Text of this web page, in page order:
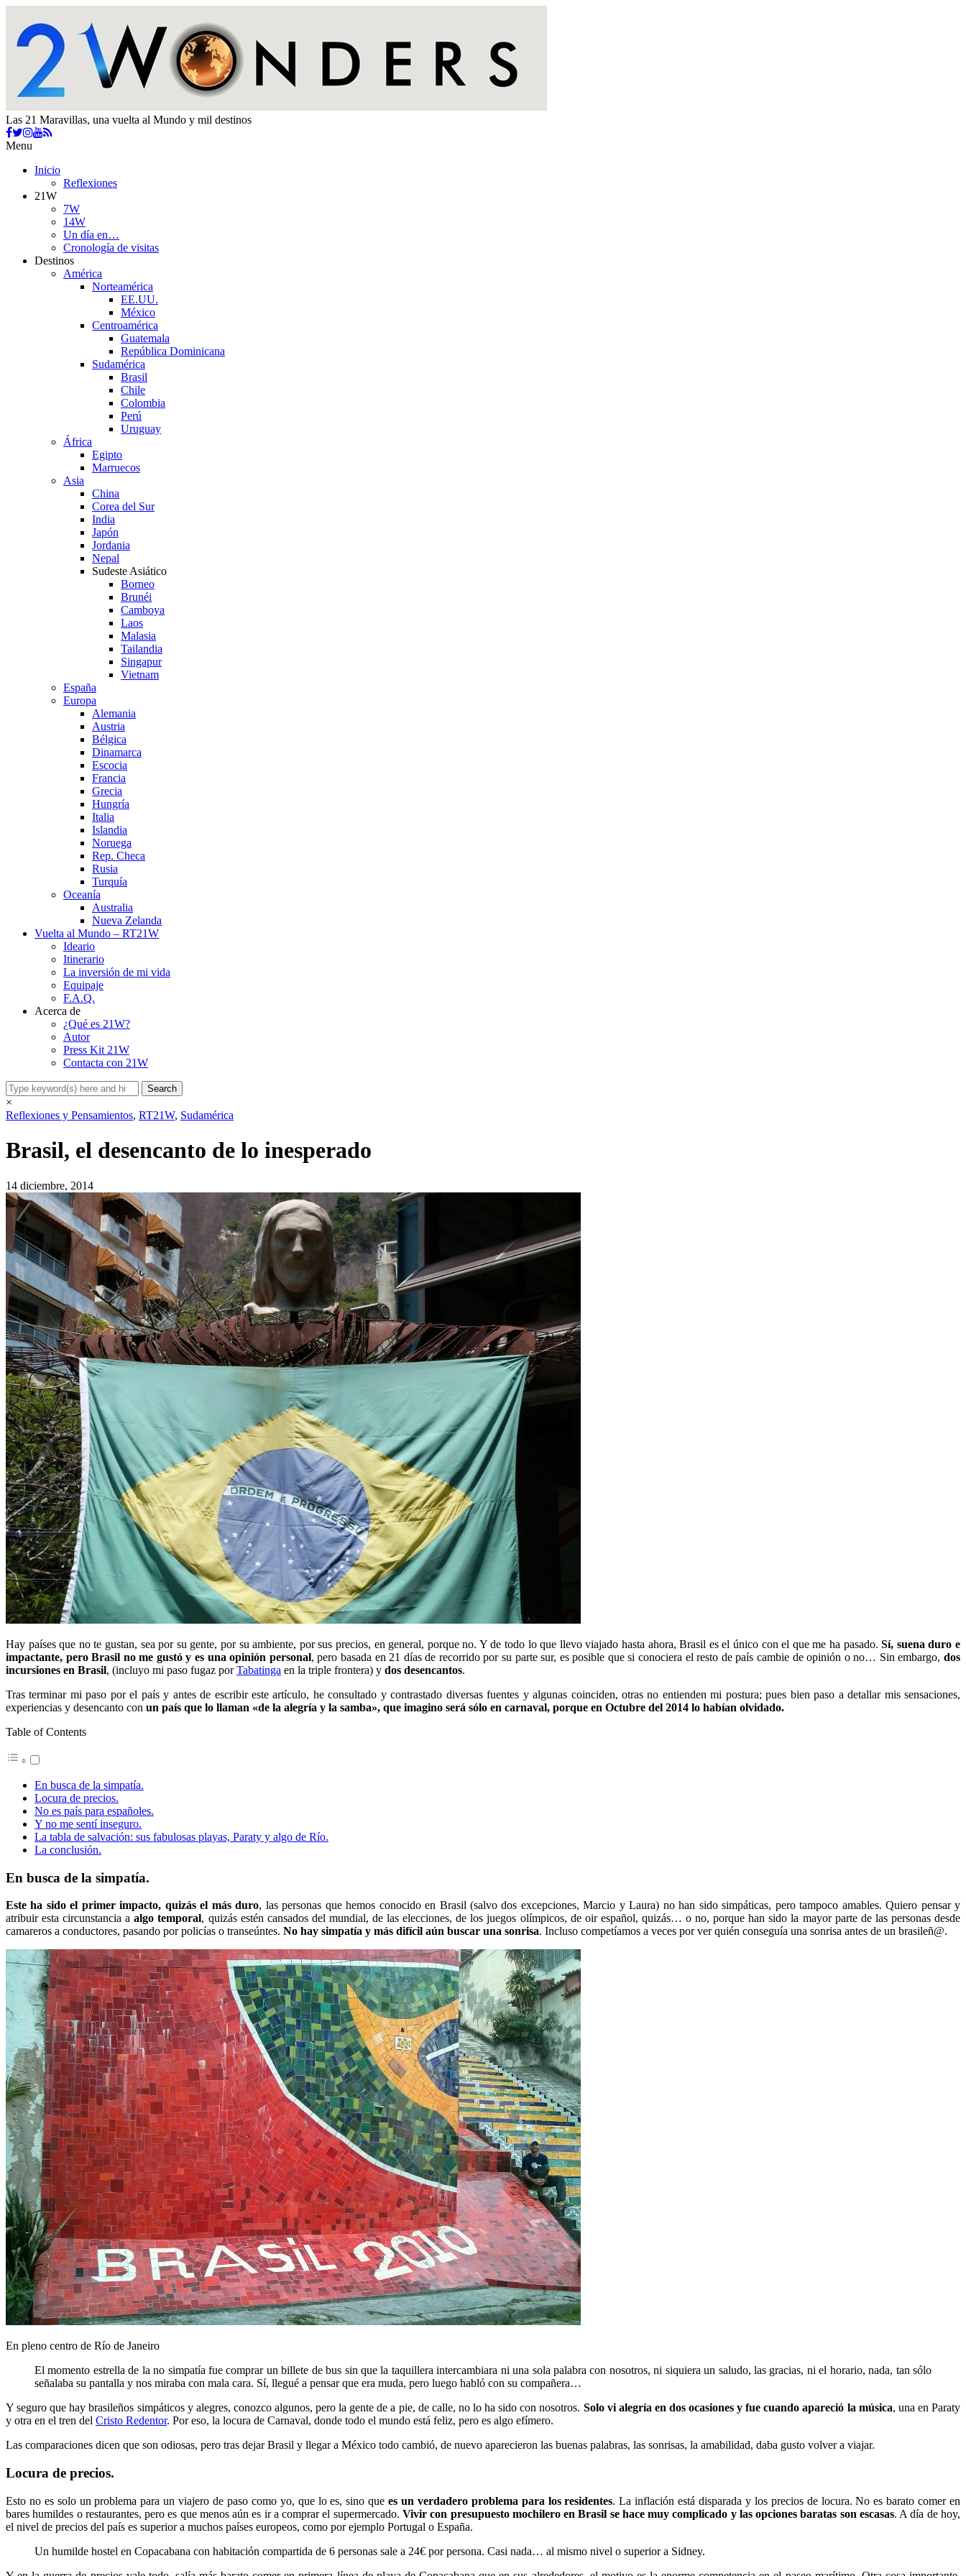
Las 21 Maravillas, una vuelta al Mundo y mil destinos
Menu
Inicio
Reflexiones
21W
7W
14W
Un día en…
Cronología de visitas
Destinos
América
Norteamérica
EE.UU.
México
Centroamérica
Guatemala
República Dominicana
Sudamérica
Brasil
Chile
Colombia
Perú
Uruguay
África
Egipto
Marruecos
Asia
China
Corea del Sur
India
Japón
Jordania
Nepal
Sudeste Asiático
Borneo
Brunéi
Camboya
Laos
Malasia
Tailandia
Singapur
Vietnam
España
Europa
Alemania
Austria
Bélgica
Dinamarca
Escocia
Francia
Grecia
Hungría
Italia
Islandia
Noruega
Rep. Checa
Rusia
Turquía
Oceanía
Australia
Nueva Zelanda
Vuelta al Mundo – RT21W
Ideario
Itinerario
La inversión de mi vida
Equipaje
F.A.Q.
Acerca de
¿Qué es 21W?
Autor
Press Kit 21W
Contacta con 21W
×
Reflexiones y Pensamientos, RT21W, Sudamérica
Brasil, el desencanto de lo inesperado
14 diciembre, 2014
Hay países que no te gustan, sea por su gente, por su ambiente, por sus precios, en general, porque no. Y de todo lo que llevo viajado hasta ahora, Brasil es el único con el que me ha pasado.Sí, suena duro e
impactante, pero Brasil no me gustó y es una opinión personal, pero basada en 21 días de recorrido por su parte sur, es posible que si conociera el resto de país cambie de opinión o no… Sin embargo,dos
incursiones en Brasil, (incluyo mi paso fugaz porTabatinga en la triple frontera) y dos desencantos.
Tras terminar mi paso por el país y antes de escribir este artículo, he consultado y contrastado diversas fuentes y algunas coinciden, otras no entienden mi postura; pues bien paso a detallar mis sensaciones,
experiencias y desencanto con un país que lo llaman «de la alegría y la samba», que imagino será sólo en carnaval, porque en Octubre del 2014 lo habían olvidado.
Table of Contents
En busca de la simpatía.
Locura de precios.
No es país para españoles.
Y no me sentí inseguro.
La tabla de salvación: sus fabulosas playas, Paraty y algo de Río.
La conclusión.
En busca de la simpatía.
Este ha sido el primer impacto, quizás el más duro, las personas que hemos conocido en Brasil (salvo dos excepciones, Marcio y Laura) no han sido simpáticas, pero tampoco amables. Quiero pensar y
atribuir esta circunstancia aalgo temporal, quizás estén cansados del mundial, de las elecciones, de los juegos olímpicos, de oir español, quizás… o no, porque han sido la mayor parte de las personas desde
camareros a conductores, pasando por policías o transeúntes. No hay simpatía y más difícil aún buscar una sonrisa. Incluso competíamos a veces por ver quién conseguía una sonrisa antes de un brasileñ@.
En pleno centro de Río de Janeiro
El momento estrella de la no simpatía fue comprar un billete de bus sin que la taquillera intercambiara ni una sola palabra con nosotros, ni siquiera un saludo, las gracias, ni el horario, nada, tan sólo
señalaba su pantalla y nos miraba con mala cara. Sí, llegué a pensar que era muda, pero luego habló con su compañera…
Y seguro que hay brasileños simpáticos y alegres, conozco algunos, pero la gente de a pie, de calle, no lo ha sido con nosotros. Solo vi alegría en dos ocasiones y fue cuando apareció la música, una en Paraty
y otra en el tren del Cristo Redentor. Por eso, la locura de Carnaval, donde todo el mundo está feliz, pero es algo efímero.
Las comparaciones dicen que son odiosas, pero tras dejar Brasil y llegar a México todo cambió, de nuevo aparecieron las buenas palabras, las sonrisas, la amabilidad, daba gusto volver a viajar.
Locura de precios.
Esto no es solo un problema para un viajero de paso como yo, que lo es, sino quees un verdadero problema para los residentes. La inflación está disparada y los precios de locura. No es barato comer en
bares humildes o restaurantes, pero es que menos aún es ir a comprar el supermercado. Vivir con presupuesto mochilero en Brasil se hace muy complicado y las opciones baratas son escasas. A día de hoy,
el nivel de precios del país es superior a muchos países europeos, como por ejemplo Portugal o España.
Un humilde hostel en Copacabana con habitación compartida de 6 personas sale a 24€ por persona. Casi nada… al mismo nivel o superior a Sidney.